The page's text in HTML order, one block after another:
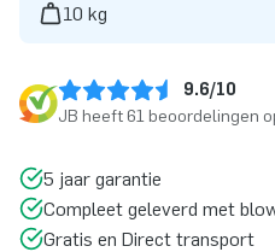
10 kg
9.6/10
JB heeft 61 beoordelingen
5 jaar garantie
Compleet geleverd met
Gratis en Direct transport